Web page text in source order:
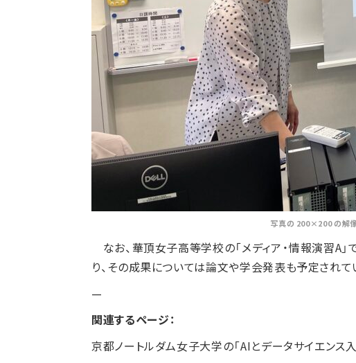
写真の 200×200 の解
なお、華頂女子高等学校の「メディア・情報演習A
り、その成果については論文や学会発表も予定されて
—
関連するページ：
京都ノートルダム女子大学の「AIとデータサイエンス